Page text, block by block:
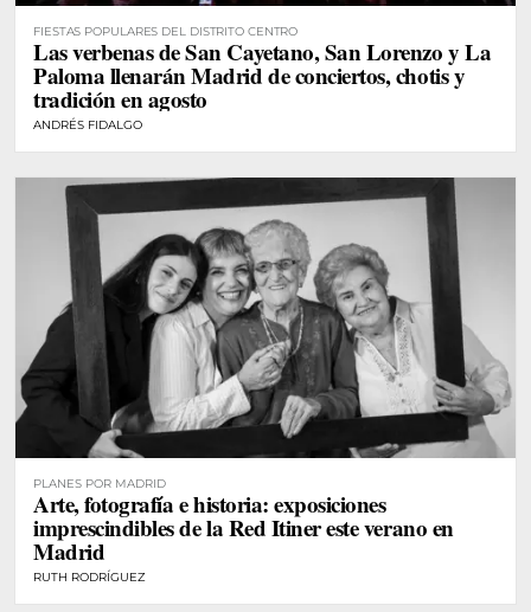
FIESTAS POPULARES DEL DISTRITO CENTRO
Las verbenas de San Cayetano, San Lorenzo y La
Paloma llenarán Madrid de conciertos, chotis y
tradición en agosto
ANDRÉS FIDALGO
PLANES POR MADRID
Arte, fotografía e historia: exposiciones
imprescindibles de la Red Itiner este verano en
Madrid
RUTH RODRÍGUEZ